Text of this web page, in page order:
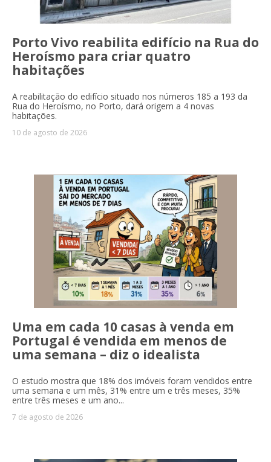
Porto Vivo reabilita edifício na Rua do
Heroísmo para criar quatro
habitações
A reabilitação do edifício situado nos números 185 a 193 da
Rua do Heroísmo, no Porto, dará origem a 4 novas
habitações.
10 de agosto de 2026
Uma em cada 10 casas à venda em
Portugal é vendida em menos de
uma semana – diz o idealista
O estudo mostra que 18% dos imóveis foram vendidos entre
uma semana e um mês, 31% entre um e três meses, 35%
entre três meses e um ano...
7 de agosto de 2026